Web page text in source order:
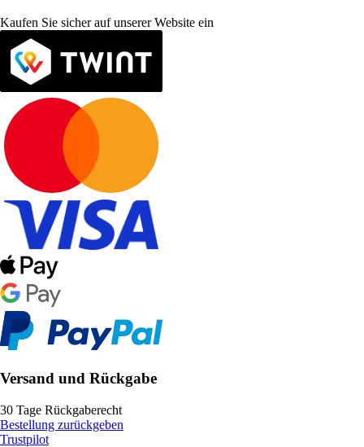
Kaufen Sie sicher auf unserer Website ein
Versand und Rückgabe
30 Tage Rückgaberecht
Bestellung zurückgeben
Trustpilot